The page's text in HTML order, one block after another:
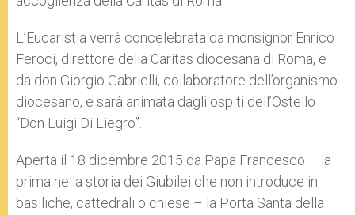
L’Eucaristia verrà concelebrata da monsignor Enrico
Feroci, direttore della Caritas diocesana di Roma, e
da don Giorgio Gabrielli, collaboratore dell’organismo
diocesano, e sarà animata dagli ospiti dell’Ostello
“Don Luigi Di Liegro”.
Aperta il 18 dicembre 2015 da Papa Francesco – la
prima nella storia dei Giubilei che non introduce in
basiliche, cattedrali o chiese – la Porta Santa della